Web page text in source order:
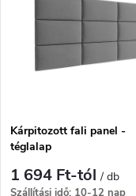
m
e
k
m
é
k
Kárpitozott fali panel -
téglalap
1 694 Ft-tól/ db
Szállítási idő: 10-12 nap